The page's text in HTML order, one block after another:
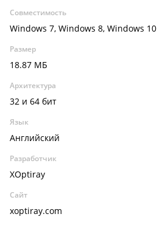
Совместимость
Windows 7, Windows 8, Windows 10
Размер
18.87 МБ
Архитектура
32 и 64 бит
Язык
Английский
Разработчик
XOptiray
Сайт
xoptiray.com